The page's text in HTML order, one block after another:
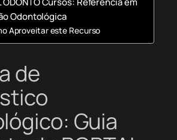
Odontológica
Aproveitar este Recurso
de
Guia